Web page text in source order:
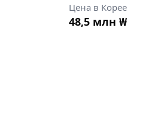
Цена в Корее
48,5 млн ₩